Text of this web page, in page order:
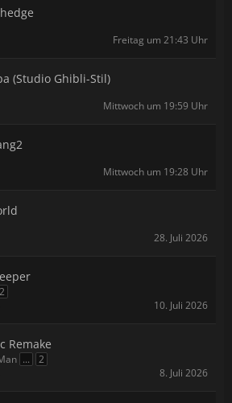
Freitag um 21:43 Uhr
(Studio Ghibli-Stil)
Mittwoch um 19:59 Uhr
Mittwoch um 19:28 Uhr
28. Juli 2026
2
10. Juli 2026
Remake
...
2
8. Juli 2026